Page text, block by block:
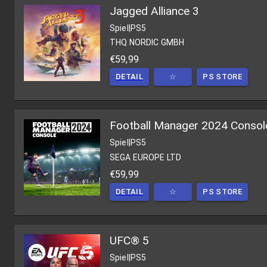
Jagged Alliance 3
Spiel|PS5
THQ NORDIC GMBH
€59,99
DETAIL ☆ PS STORE
Football Manager 2024
Spiel
PS5
SEGA EUROPE LTD
€59,99
DETAIL ☆ PS STORE
UFC® 5
Spiel|PS5